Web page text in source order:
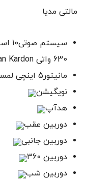
مالتی مدیا
630 واتی Harman Kardon - هندزفری
مانیتور5 اینچی لمسی - (7 اینچی لمسی: سفارشی)
نویگیشن
هدآپ
دوربین عقب
دوربین جانبی
دوربین 360
دوربین شب